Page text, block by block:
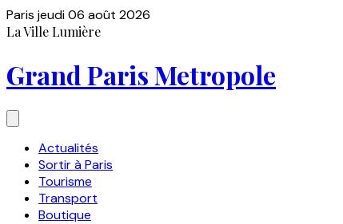
Paris jeudi 06 août 2026
La Ville Lumière
Grand Paris Metropole
Actualités
Sortir à Paris
Tourisme
Transport
Boutique